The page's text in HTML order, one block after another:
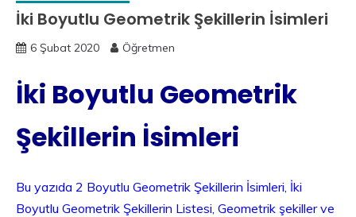
İki Boyutlu Geometrik Şekillerin İsimleri
6 Şubat 2020 Öğretmen
İki Boyutlu Geometrik
Şekillerin İsimleri
Bu yazıda 2 Boyutlu Geometrik Şekillerin İsimleri, İki
Boyutlu Geometrik Şekillerin Listesi, Geometrik şekiller ve